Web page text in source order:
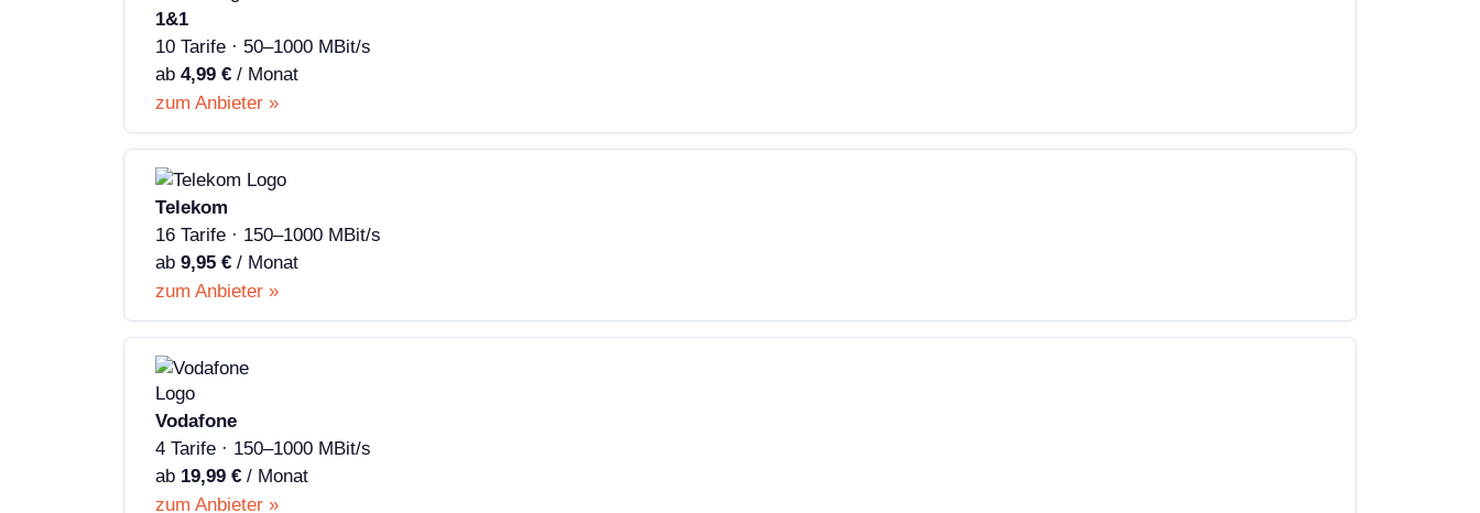
1&1
10 Tarife · 50–1000 MBit/s
ab 4,99 € / Monat
zum Anbieter »
Telekom
16 Tarife · 150–1000 MBit/s
ab 9,95 € / Monat
zum Anbieter »
Vodafone
4 Tarife · 150–1000 MBit/s
ab 19,99 € / Monat
zum Anbieter »